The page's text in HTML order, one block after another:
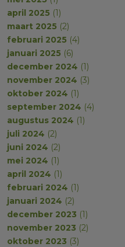
april 2025 (1)
maart 2025 (2)
februari 2025 (4)
januari 2025 (6)
december 2024 (1)
november 2024 (3)
oktober 2024 (1)
september 2024 (4)
augustus 2024 (1)
juli 2024 (2)
juni 2024 (2)
mei 2024 (1)
april 2024 (1)
februari 2024 (1)
januari 2024 (2)
december 2023 (1)
november 2023 (2)
oktober 2023 (3)